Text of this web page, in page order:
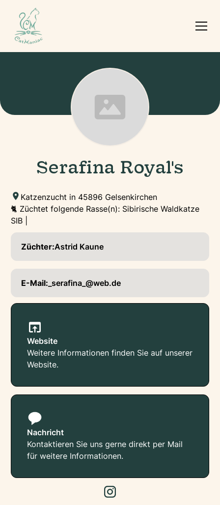
Serafina Royal's
Katzenzucht in 45896 Gelsenkirchen
🐈 Züchtet folgende Rasse(n): Sibirische Waldkatze
SIB |
Züchter:Astrid Kaune
E-Mail: _serafina_@web.de
Website
Weitere Informationen finden Sie auf unserer
Website.
Nachricht
Kontaktieren Sie uns gerne direkt per Mail
für weitere Informationen.